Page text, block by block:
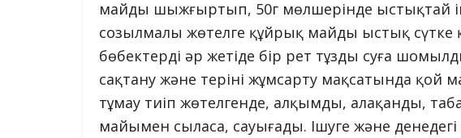
майды шыжғыртып, 50г мөлшерінде ыстықтай
созылмалы жөтелге құйрық майды ыстық сүтке
бөбектерді әр жетіде бір рет тұзды суға
сақтану және теріні жұмсарту мақсатында қой
тұмау тиіп жөтелгенде, алқымды, алақанды,
майымен сыласа, сауығады. Ішуге және